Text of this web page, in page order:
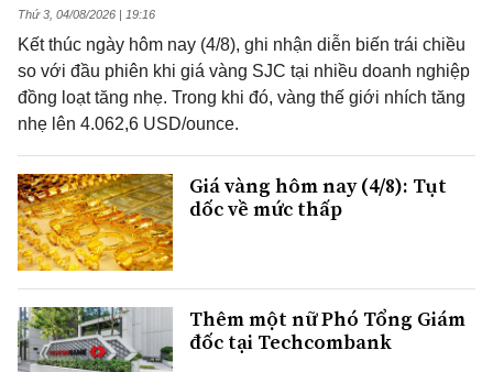
Thứ 3, 04/08/2026 | 19:16
Kết thúc ngày hôm nay (4/8), ghi nhận diễn biến trái chiều
so với đầu phiên khi giá vàng SJC tại nhiều doanh nghiệp
đồng loạt tăng nhẹ. Trong khi đó, vàng thế giới nhích tăng
nhẹ lên 4.062,6 USD/ounce.
Giá vàng hôm nay (4/8): Tụt
dốc về mức thấp
Thêm một nữ Phó Tổng Giám
đốc tại Techcombank